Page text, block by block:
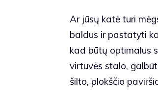
Ar jūsų katė turi
baldus ir pastatyti
kad būtų optimalus
virtuvės stalo,
šilto, plokščio